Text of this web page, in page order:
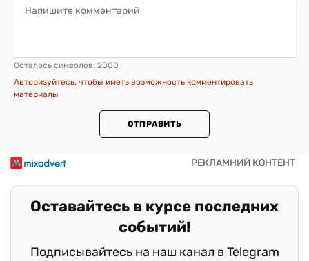
Осталось символов: 2000
Авторизуйтесь, чтобы иметь возможность комментировать
материалы
ОТПРАВИТЬ
Оставайтесь в курсе последних
событий!
Подписывайтесь на наш канал в Telegram